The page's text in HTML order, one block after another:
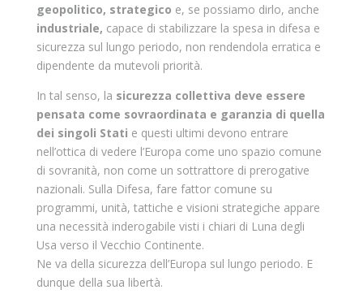
geopolitico, strategico e, se possiamo dirlo, anche
industriale, capace di stabilizzare la spesa in difesa e
sicurezza sul lungo periodo, non rendendola erratica e
dipendente da mutevoli priorità.
In tal senso, la sicurezza collettiva deve essere
pensata come sovraordinata e garanzia di quella
dei singoli Stati e questi ultimi devono entrare
nell’ottica di vedere l’Europa come uno spazio comune
di sovranità, non come un sottrattore di prerogative
nazionali. Sulla Difesa, fare fattor comune su
programmi, unità, tattiche e visioni strategiche appare
una necessità inderogabile visti i chiari di Luna degli
Usa verso il Vecchio Continente.
Ne va della sicurezza dell’Europa sul lungo periodo. E
dunque della sua libertà.